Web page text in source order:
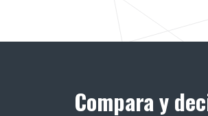
Compara y